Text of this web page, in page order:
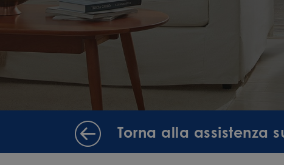
Torna alla assistenza